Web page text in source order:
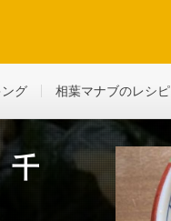
グ 相葉マナブのレシピ
千